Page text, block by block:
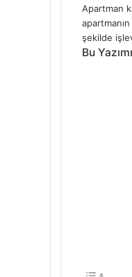
Apartman
şekilde
Bu